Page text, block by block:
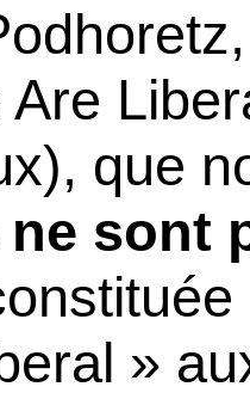
Are
que
ne sont
»